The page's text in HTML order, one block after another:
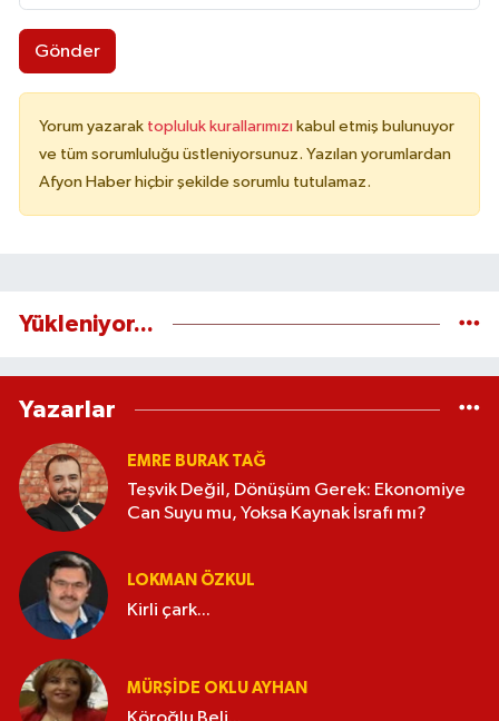
Gönder
Yorum yazarak topluluk kurallarımızı kabul etmiş bulunuyor
ve tüm sorumluluğu üstleniyorsunuz. Yazılan yorumlardan
Afyon Haber hiçbir şekilde sorumlu tutulamaz.
Yükleniyor...
Yazarlar
EMRE BURAK TAĞ
Teşvik Değil, Dönüşüm Gerek: Ekonomiye
Can Suyu mu, Yoksa Kaynak İsrafı mı?
LOKMAN ÖZKUL
Kirli çark...
MÜRŞIDE OKLU AYHAN